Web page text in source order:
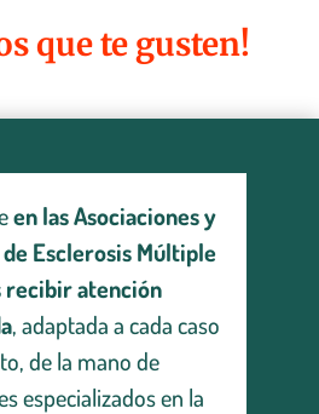
que te gusten!
en lasAsociaciones y
de Esclerosis Múltiple
recibir atención
, adaptada a cada caso
de la mano de
especializados en la